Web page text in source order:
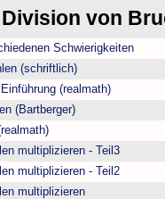
von
Schwierigkeiten
(schriftlich)
(realmath)
(Bartberger)
multiplizieren - Teil3
multiplizieren - Teil2
multiplizieren